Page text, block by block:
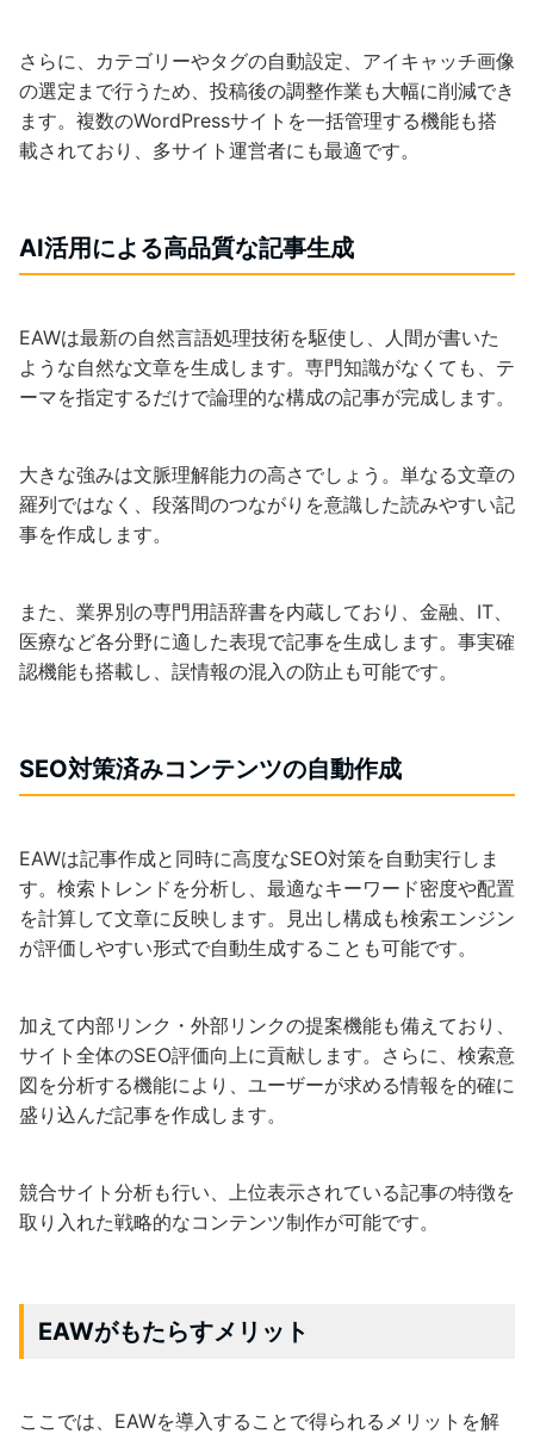
さらに、カテゴリーやタグの自動設定、アイキャッチ画像
の選定まで行うため、投稿後の調整作業も大幅に削減でき
ます。複数のWordPressサイトを一括管理する機能も搭
載されており、多サイト運営者にも最適です。
AI活用による高品質な記事生成
EAWは最新の自然言語処理技術を駆使し、人間が書いた
ような自然な文章を生成します。専門知識がなくても、テ
ーマを指定するだけで論理的な構成の記事が完成します。
大きな強みは文脈理解能力の高さでしょう。単なる文章の
羅列ではなく、段落間のつながりを意識した読みやすい記
事を作成します。
また、業界別の専門用語辞書を内蔵しており、金融、IT、
医療など各分野に適した表現で記事を生成します。事実確
認機能も搭載し、誤情報の混入の防止も可能です。
SEO対策済みコンテンツの自動作成
EAWは記事作成と同時に高度なSEO対策を自動実行しま
す。検索トレンドを分析し、最適なキーワード密度や配置
を計算して文章に反映します。見出し構成も検索エンジン
が評価しやすい形式で自動生成することも可能です。
加えて内部リンク・外部リンクの提案機能も備えており、
サイト全体のSEO評価向上に貢献します。さらに、検索意
図を分析する機能により、ユーザーが求める情報を的確に
盛り込んだ記事を作成します。
競合サイト分析も行い、上位表示されている記事の特徴を
取り入れた戦略的なコンテンツ制作が可能です。
EAWがもたらすメリット
ここでは、EAWを導入することで得られるメリットを解